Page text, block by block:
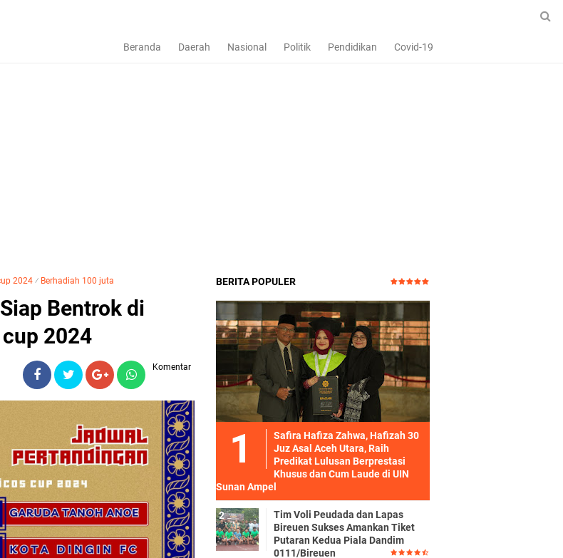
Beranda Daerah Nasional Politik Pendidikan Covid-19
2024 ⁄ Berhadiah 100 juta
Bentrok di
2024
Komentar
BERITA POPULER
Safira Hafiza Zahwa, Hafizah 30
Juz Asal Aceh Utara, Raih
Predikat Lulusan Berprestasi
Khusus dan Cum Laude di UIN
Sunan Ampel
Tim Voli Peudada dan Lapas
Bireuen Sukses Amankan Tiket
Putaran Kedua Piala Dandim
0111/Bireuen